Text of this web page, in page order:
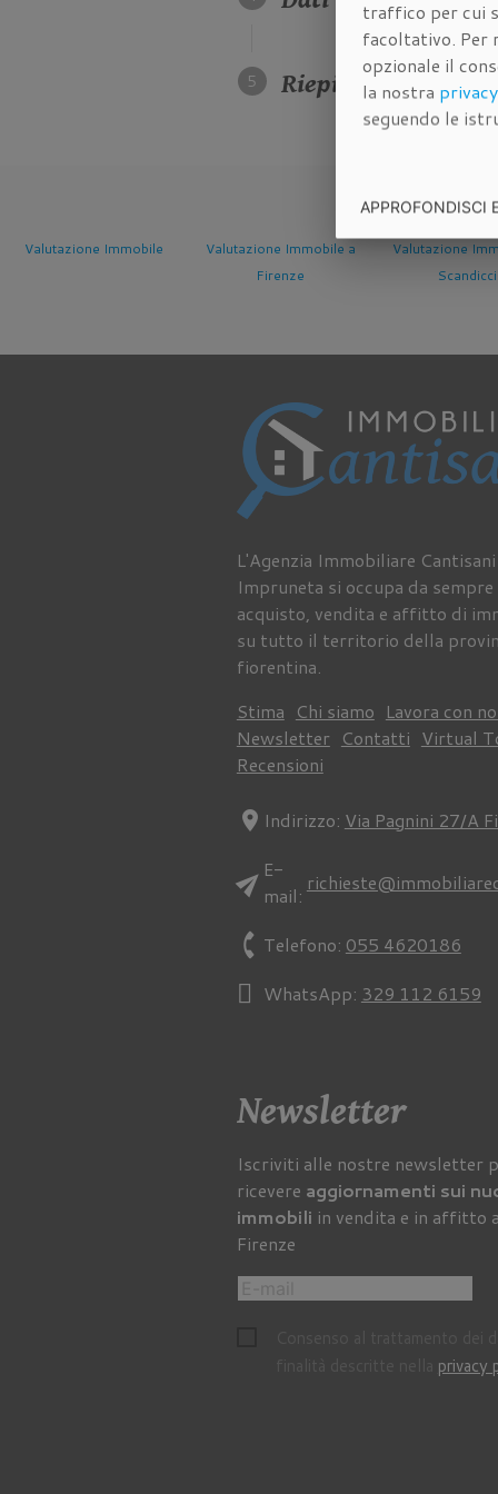
Riepilogo dei dati
Valutazione Immobile a
Valutazione Immobile a
Scandicci
Valutazione
Sesto
L'Agenzia Immobiliare Cantisani
Impruneta si occupa da sempre
acquisto, vendita e affitto di
su tutto il territorio della
fiorentina.
Stima Chi siamo Lavora con
Newsletter Contatti Virtual
Recensioni
location_on Indirizzo: Via Pagnini 27/A
sendE-
mail:
phoneTelefono: 055 4620186
WhatsApp: 329 112 6159
Newsletter
Iscriviti alle nostre newsletter
ricevere aggiornamenti sui
immobili in vendita e in affitto a
Firenze
privacy
traffico per cui
facoltativo. Per
opzionale il
la nostra
seguendo le
APPROFONDISCI